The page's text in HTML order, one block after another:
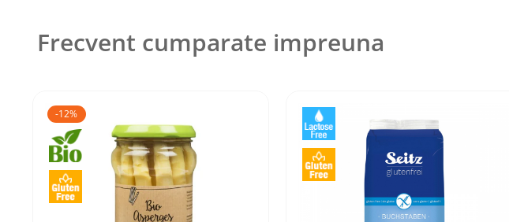
Frecvent cumparate impreuna
-12%